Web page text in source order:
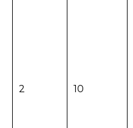
2 10